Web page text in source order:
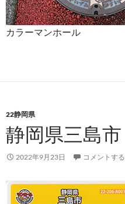
カラーマンホール
22静岡県
静岡県三島市
2022年9月23日 コメントする